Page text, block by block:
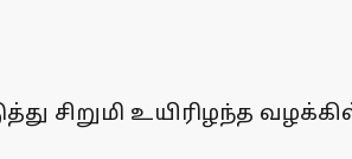
சிறுமி உயிரிழந்த